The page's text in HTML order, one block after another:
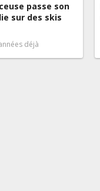
passe son
sur des skis
déjà